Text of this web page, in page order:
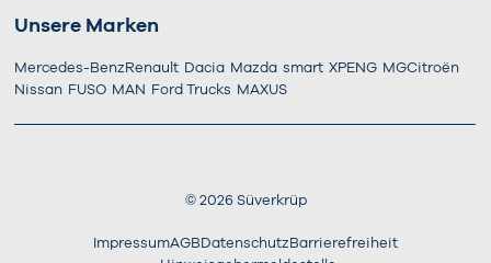
Unsere Marken
Mercedes-Benz Renault Dacia Mazda smart XPENG MGCitroën
Nissan FUSO MAN Ford Trucks MAXUS
© 2026Süverkrüp
ImpressumAGB Datenschutz Barrierefreiheit